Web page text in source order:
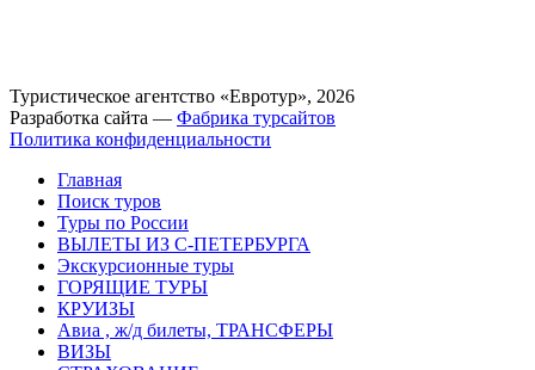
Туристическое агентство «Евротур», 2026
Разработка сайта — Фабрика турсайтов
Политика конфиденциальности
Главная
Поиск туров
Туры по России
ВЫЛЕТЫ ИЗ С-ПЕТЕРБУРГА
Экскурсионные туры
ГОРЯЩИЕ ТУРЫ
КРУИЗЫ
Авиа , ж/д билеты, ТРАНСФЕРЫ
ВИЗЫ